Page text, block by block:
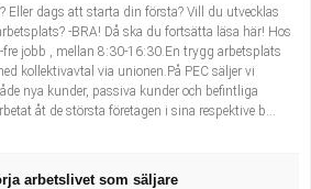
Eller dags att starta din första? Vill du utvecklas
-BRA! Då ska du fortsätta läsa här! Hos
jobb , mellan 8:30-16:30.En trygg arbetsplats
kollektivavtal via unionen.På PEC säljer vi
nya kunder, passiva kunder och befintliga
åt de största företagen i sina respektive b...
arbetslivet som säljare